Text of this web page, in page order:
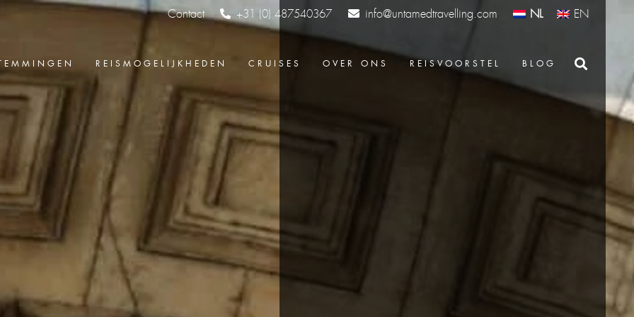
Contact +31 (0) 487540367 info@untamedtravelling.com NL EN
REISMOGELIJKHEDEN CRUISES OVER ONS REISVOORSTEL BLOG